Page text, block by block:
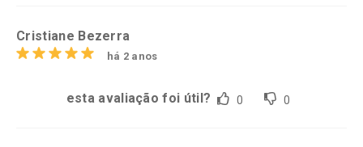
Cristiane Bezerra
há 2 anos
esta avaliação foi útil? 0 0